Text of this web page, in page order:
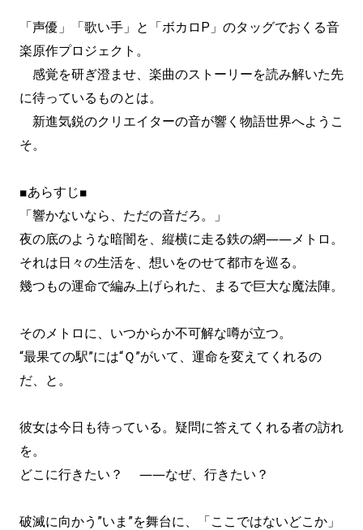
「声優」「歌い手」と「ボカロP」のタッグでおくる音
楽原作プロジェクト。
感覚を研ぎ澄ませ、楽曲のストーリーを読み解いた先
に待っているものとは。
新進気鋭のクリエイターの音が響く物語世界へようこ
そ。
■あらすじ■
「響かないなら、ただの音だろ。」
夜の底のような暗闇を、縦横に走る鉄の網――メトロ。
それは日々の生活を、想いをのせて都市を巡る。
幾つもの運命で編み上げられた、まるで巨大な魔法陣。
そのメトロに、いつからか不可解な噂が立つ。
“最果ての駅”には“Ｑ”がいて、運命を変えてくれるの
だ、と。
彼女は今日も待っている。疑問に答えてくれる者の訪れ
を。
どこに行きたい？ ――なぜ、行きたい？
破滅に向かう”いま”を舞台に、「ここではないどこか」